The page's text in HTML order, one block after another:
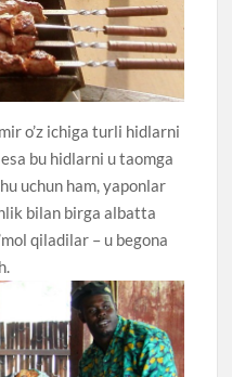
o’z ichiga turli hidlarni
bu hidlarni u taomga
uchun ham, yaponlar
bilan birga albatta
qiladilar – u begona